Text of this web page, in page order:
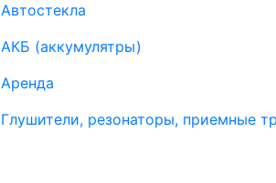
Автостекла
АКБ (аккумулятры)
Аренда
Глушители, резонаторы, приемные